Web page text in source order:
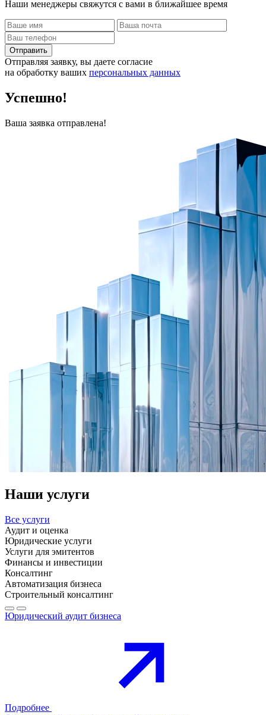
Наши менеджеры свяжутся с вами в ближайшее время
Отправить
Отправляя заявку, вы даете согласие
на обработку ваших персональных данных
Успешно!
Ваша заявка отправлена!
Наши услуги
Все услуги
Аудит и оценка
Юридические услуги
Услуги для эмитентов
Финансы и инвестиции
Консалтинг
Автоматизация бизнеса
Строительный консалтинг
Юридический аудит бизнеса
Подробнее